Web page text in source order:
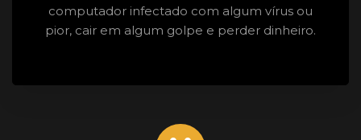
computador infectado com algum vírus ou
pior, cair em algum golpe e perder dinheiro.